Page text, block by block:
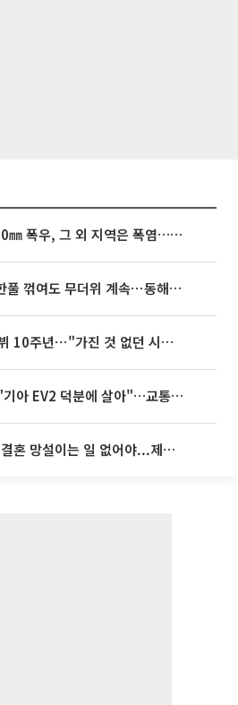
동해안은 시간당 80㎜ 폭우, 그 외 지역은 폭염…‘극과 극 날씨’
[내일 날씨] 폭염 한풀 꺾여도 무더위 계속⋯동해안 이틀 연속 비
임영웅, 어느덧 데뷔 10주년⋯"가진 것 없던 시절, 내 앞엔 20명의 팬뿐"
'굿 윌 헌팅' 배우 "기아 EV2 덕분에 살아"…교통사고 후 안전성 극찬
李대통령 “청년이 결혼 망설이는 일 없어야...제도상 불이익 조사”